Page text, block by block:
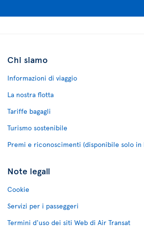
Chi siamo
Informazioni di viaggio
La nostra flotta
Tariffe bagagli
Turismo sostenibile
Premi e riconoscimenti (disponibile solo in
Note legali
Cookie
Servizi per i passeggeri
Termini d'uso dei siti Web di Air Transat